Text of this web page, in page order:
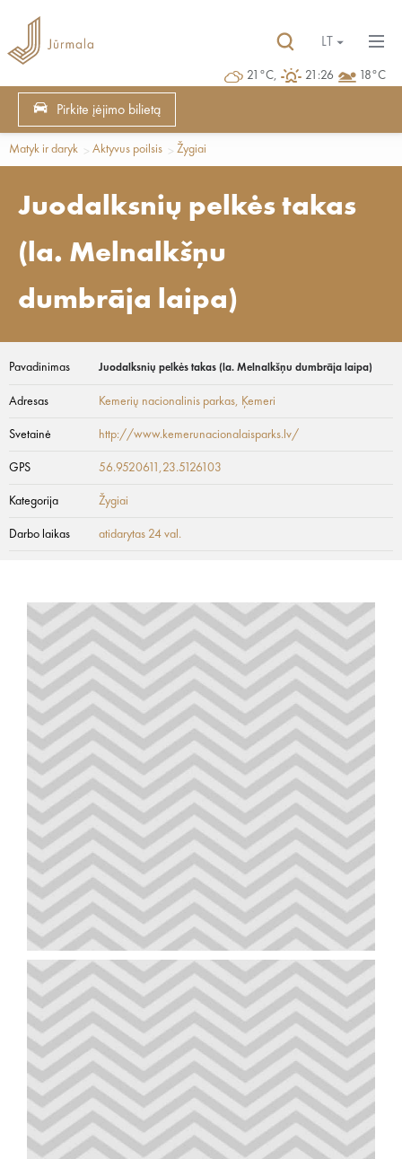
21°C, 21:26 18°C
LT
Pirkite įėjimo bilietą
Matyk ir daryk Aktyvus poilsis Žygiai
Juodalksnių pelkės takas
(la. Melnalkšņu
dumbrāja laipa)
Pavadinimas Juodalksnių pelkės takas (la. Melnalkšņu dumbrāja laipa)
Adresas Kemerių nacionalinis parkas, Ķemeri
Svetainė http://www.kemerunacionalaisparks.lv/
GPS 56.9520611,23.5126103
Kategorija Žygiai
Darbo laikas atidarytas 24 val.